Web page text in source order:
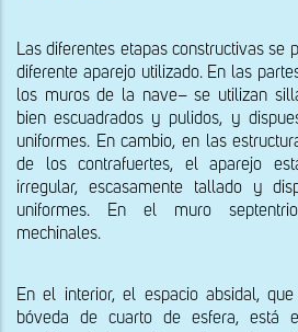
Las diferentes etapas constructivas se
diferente aparejo utilizado. En las
los muros de la nave– se utilizan
bien escuadrados y pulidos, y
uniformes. En cambio, en las
de los contrafuertes, el aparejo
irregular, escasamente tallado y
uniformes. En el muro
mechinales.
En el interior, el espacio absidal,
bóveda de cuarto de esfera, está